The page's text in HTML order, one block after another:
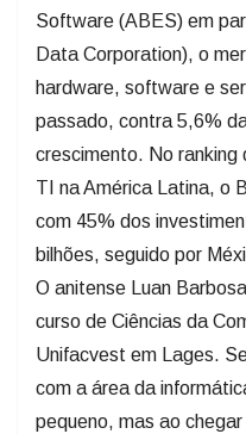
Software (ABES) em
Data Corporation), o
hardware, software e
passado, contra 5,6%
crescimento. No
TI na América Latina, o
com 45% dos
bilhões, seguido por
O anitense Luan
curso de Ciências da
Unifacvest em Lages.
com a área da
pequeno, mas ao